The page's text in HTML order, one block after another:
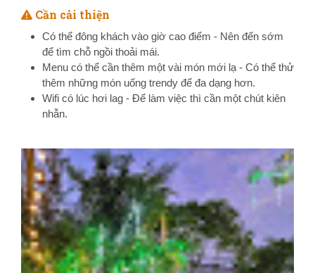
Cần cải thiện
Có thể đông khách vào giờ cao điểm - Nên đến sớm
để tìm chỗ ngồi thoải mái.
Menu có thể cần thêm một vài món mới lạ - Có thể thử
thêm những món uống trendy để đa dạng hơn.
Wifi có lúc hơi lag - Để làm việc thì cần một chút kiên
nhẫn.